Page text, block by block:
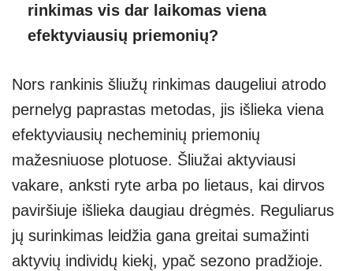
rinkimas vis dar laikomas viena
efektyviausių priemonių?
Nors rankinis šliužų rinkimas daugeliui atrodo
pernelyg paprastas metodas, jis išlieka viena
efektyviausių necheminių priemonių
mažesniuose plotuose. Šliužai aktyviausi
vakare, anksti ryte arba po lietaus, kai dirvos
paviršiuje išlieka daugiau drėgmės. Reguliarus
jų surinkimas leidžia gana greitai sumažinti
aktyvių individų kiekį, ypač sezono pradžioje.